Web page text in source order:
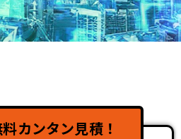
カンタン見積！